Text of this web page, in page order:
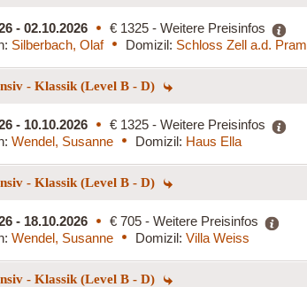
- 02.10.2026
€ 1325 - Weitere Preisinfos
Silberbach, Olaf Domizil: Schloss Zell a.d. Pram
- Klassik (Level B - D)
- 10.10.2026
€ 1325 - Weitere Preisinfos
Wendel, Susanne Domizil: Haus Ella
- Klassik (Level B - D)
- 18.10.2026
€ 705 - Weitere Preisinfos
Wendel, Susanne Domizil: Villa Weiss
- Klassik (Level B - D)